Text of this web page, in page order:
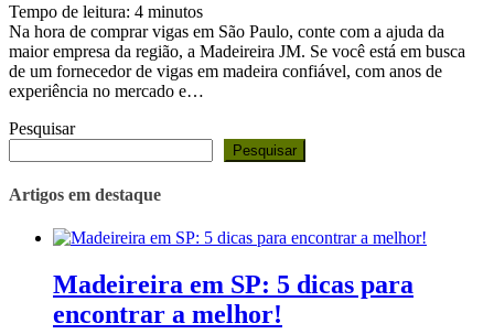
Tempo de leitura: 4 minutos
Na hora de comprar vigas em São Paulo, conte com a ajuda da
maior empresa da região, a Madeireira JM. Se você está em busca
de um fornecedor de vigas em madeira confiável, com anos de
experiência no mercado e…
Pesquisar
Pesquisar
Artigos em destaque
Madeireira em SP: 5 dicas para
encontrar a melhor!